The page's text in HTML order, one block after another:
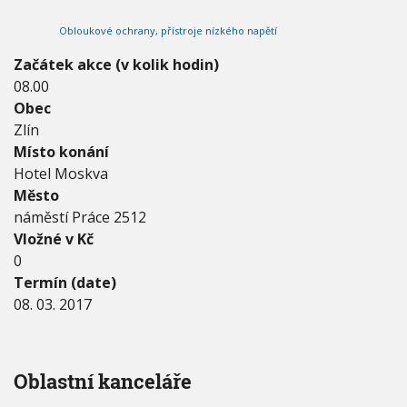
E
8
.
3
.
2
0
1
7
Obloukové ochrany, přístroje nízkého napětí
Začátek akce (v kolik hodin)
08.00
Obec
Zlín
Místo konání
Hotel Moskva
Město
náměstí Práce 2512
Vložné v Kč
0
Termín (date)
08. 03. 2017
Oblastní kanceláře